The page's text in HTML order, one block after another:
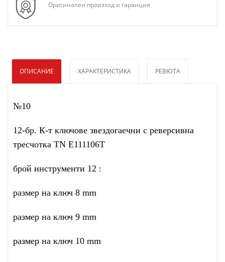
Оригинален произход и гаранция
ОПИСАНИЕ ХАРАКТЕРИСТИКА РЕВЮТА
№10
12-бр. К-т ключове звездогаечни с реверсивна
тресчотка TN E111106T
брой инструменти 12 :
размер на ключ 8 mm
размер на ключ 9 mm
размер на ключ 10 mm